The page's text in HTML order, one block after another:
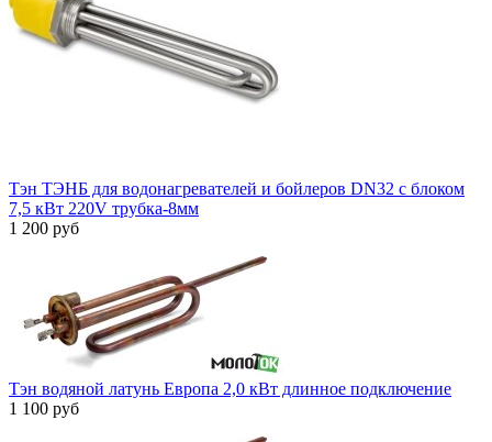
Тэн ТЭНБ для водонагревателей и бойлеров DN32 с блоком
7,5 кВт 220V трубка-8мм
1 200 руб
Тэн водяной латунь Европа 2,0 кВт длинное подключение
1 100 руб